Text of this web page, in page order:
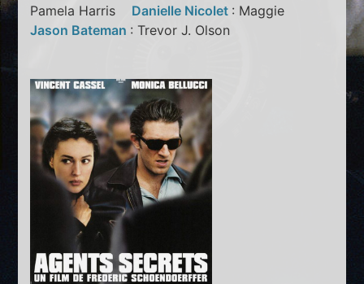
Pamela Harris Danielle Nicolet : Maggie
Jason Bateman : Trevor J. Olson